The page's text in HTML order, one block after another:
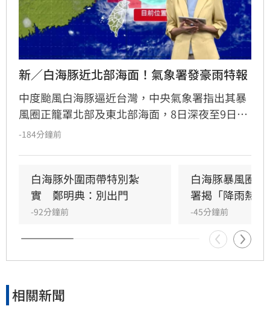
新／白海豚近北部海面！氣象署發豪雨特報
中度颱風白海豚逼近台灣，中央氣象署指出其暴
風圈正籠罩北部及東北部海面，8日深夜至9日白
天是影響最劇烈時刻。受外圍環流影響，中北部
極端高溫。沿海地區風浪強勁，基隆北海岸掀起
6米巨浪，適逢年度大潮，低窪地區務必慎防積
淹水。預計颱風將於9日晚間登陸中國後減弱，
北部降雨有望在10日清晨趨緩，提醒民眾父親節
連假期間避免前往山區及海邊活動，並隨時留意
氣象署最新發布的豪雨特報與防颱資訊，確保生
-184分鐘前
白海豚外圍雨帶特別紮
實　鄭明典：別出門
-92分鐘前
白海豚暴風圈
署揭「降雨熱區
-45分鐘前
相關新聞